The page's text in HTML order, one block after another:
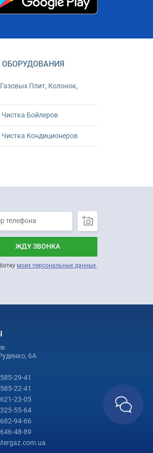
Плит, Колонок,
Чистка Бойлеров
Чистка Кондиционеров
ЖДУ ЗВОНКА
моих персональных данных.
6А
29-41
22-41
23-05
55-64
94-66
48-89